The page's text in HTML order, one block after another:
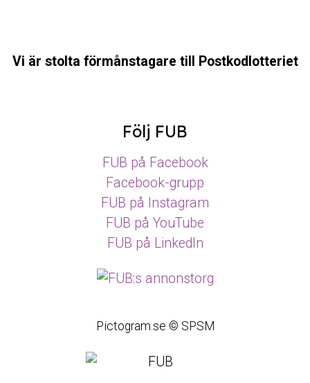
Vi är stolta förmånstagare till Postkodlotteriet
Följ FUB
FUB på Facebook
Facebook-grupp
FUB på Instagram
FUB på YouTube
FUB på LinkedIn
Pictogram.se © SPSM